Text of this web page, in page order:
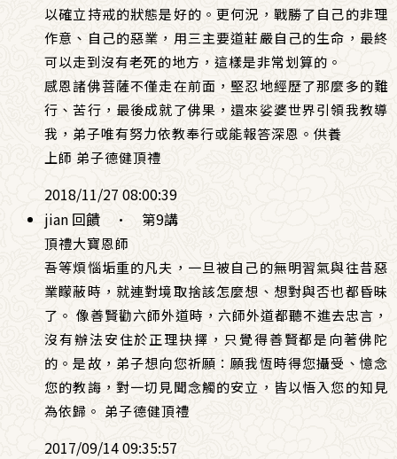
以確立持戒的狀態是好的。更何況，戰勝了自己的非理
作意、自己的惡業，用三主要道莊嚴自己的生命，最終
可以走到沒有老死的地方，這樣是非常划算的。
感恩諸佛菩薩不僅走在前面，堅忍地經歷了那麼多的難
行、苦行，最後成就了佛果，還來娑婆世界引領我教導
我，弟子唯有努力依教奉行或能報答深恩。供養
上師 弟子德健頂禮
2018/11/27 08:00:39
jian 回饋
· 第9講
頂禮大寶恩師
吾等煩惱垢重的凡夫，一旦被自己的無明習氣與往昔惡
業矇蔽時，就連對境取捨該怎麼想、想對與否也都昏昧
了。 像善賢勸六師外道時，六師外道都聽不進去忠言，
沒有辦法安住於正理抉擇，只覺得善賢都是向著佛陀
的。是故，弟子想向您祈願：願我恆時得您攝受、憶念
您的教誨，對一切見聞念觸的安立，皆以悟入您的知見
為依歸。 弟子德健頂禮
2017/09/14 09:35:57